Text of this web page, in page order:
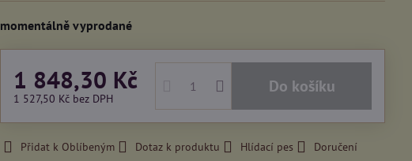
momentálně vyprodané
1 848,30 Kč
1 527,50 Kč bez DPH
Do košíku
Přidat k Oblíbeným Dotaz k produktu Hlídací pes Doručení